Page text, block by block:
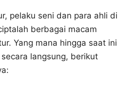
pelaku seni dan para ahli di
berbagai macam
Yang mana hingga saat ini
langsung, berikut